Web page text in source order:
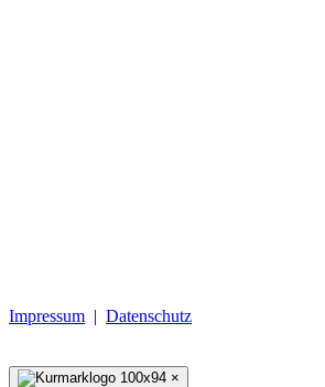
Impressum | Datenschutz
×